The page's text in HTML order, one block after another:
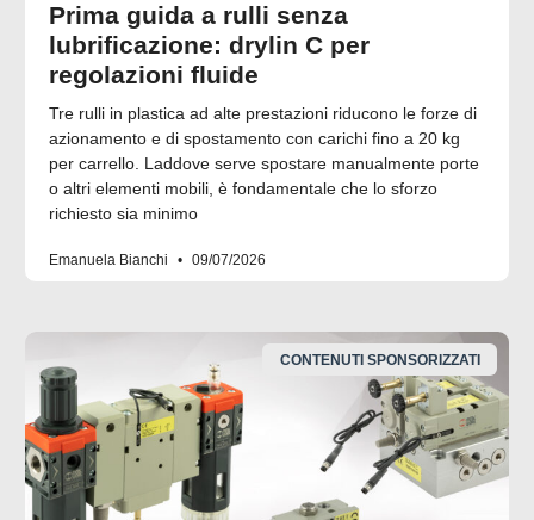
Prima guida a rulli senza
lubrificazione: drylin C per
regolazioni fluide
Tre rulli in plastica ad alte prestazioni riducono le forze di
azionamento e di spostamento con carichi fino a 20 kg
per carrello. Laddove serve spostare manualmente porte
o altri elementi mobili, è fondamentale che lo sforzo
richiesto sia minimo
Emanuela Bianchi 09/07/2026
CONTENUTI SPONSORIZZATI